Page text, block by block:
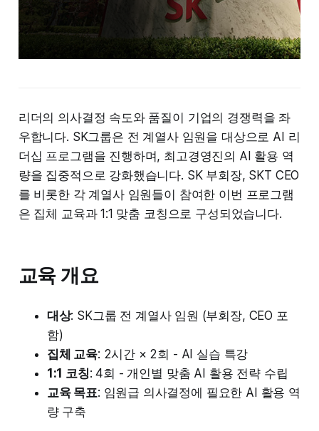
리더의 의사결정 속도와 품질이 기업의 경쟁력을 좌
우합니다. SK그룹은 전 계열사 임원을 대상으로 AI 리
더십 프로그램을 진행하며, 최고경영진의 AI 활용 역
량을 집중적으로 강화했습니다. SK 부회장, SKT CEO
를 비롯한 각 계열사 임원들이 참여한 이번 프로그램
은 집체 교육과 1:1 맞춤 코칭으로 구성되었습니다.
교육 개요
대상: SK그룹 전 계열사 임원 (부회장, CEO 포
함)
집체 교육: 2시간 × 2회 - AI 실습 특강
1:1 코칭: 4회 - 개인별 맞춤 AI 활용 전략 수립
교육 목표: 임원급 의사결정에 필요한 AI 활용 역
량 구축